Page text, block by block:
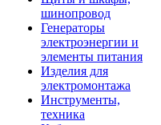
шинопровод
Генераторы
электроэнергии и
элементы питания
Изделия для
электромонтажа
Инструменты,
техника